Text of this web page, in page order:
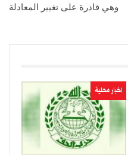
وهي قادرة على تغيير المعادلة
اخبار محلية